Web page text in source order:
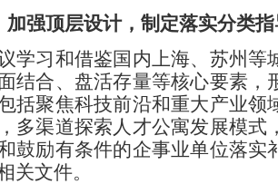
加强顶层设计，制定落实分类
学习和借鉴国内上海、苏州
结合、盘活存量等核心要素
括聚焦科技前沿和重大产业
多渠道探索人才公寓发展模
鼓励有条件的企事业单位落
关文件。